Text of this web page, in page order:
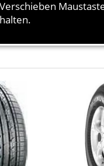
160,00